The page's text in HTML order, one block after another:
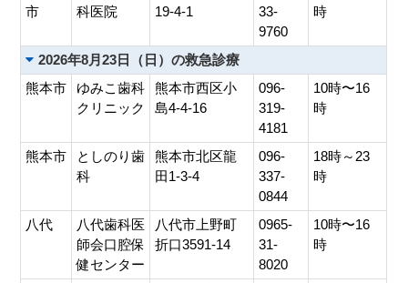
市
科医院
19-4-1
33-
9760
時
2026年8月23日（日）の救急診療
熊本市
ゆみこ歯科
クリニック
熊本市西区小
島4-4-16
096-
319-
4181
10時〜16
時
熊本市
としのり歯
科
熊本市北区龍
田1-3-4
096-
337-
0844
18時～23
時
八代
八代歯科医
師会口腔保
健センター
八代市上野町
折口3591-14
0965-
31-
8020
10時〜16
時